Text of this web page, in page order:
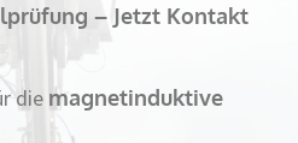
– Jetzt Kontakt
die magnetinduktive